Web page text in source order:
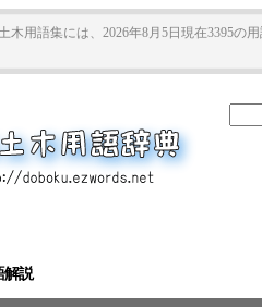
木用語集には、2026年8月5日現在3395の
解説